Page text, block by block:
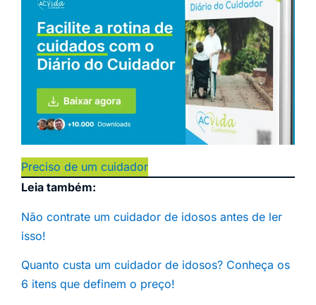
Preciso de um cuidador
Leia também:
Não contrate um cuidador de idosos antes de ler
isso!
Quanto custa um cuidador de idosos? Conheça os
6 itens que definem o preço!